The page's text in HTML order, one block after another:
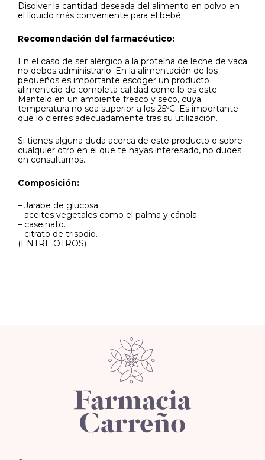
Disolver la cantidad deseada del alimento en polvo en
el líquido más conveniente para el bebé.
Recomendación del farmacéutico:
En el caso de ser alérgico a la proteína de leche de vaca
no debes administrarlo. En la alimentación de los
pequeños es importante escoger un producto
alimenticio de completa calidad como lo es este.
Mantelo en un ambiente fresco y seco, cuya
temperatura no sea superior a los 25ºC. Es importante
que lo cierres adecuadamente tras su utilización.
Si tienes alguna duda acerca de este producto o sobre
cualquier otro en el que te hayas interesado, no dudes
en consultarnos.
Composición:
– Jarabe de glucosa.
– aceites vegetales como el palma y cánola.
– caseinato.
– citrato de trisodio.
(ENTRE OTROS)